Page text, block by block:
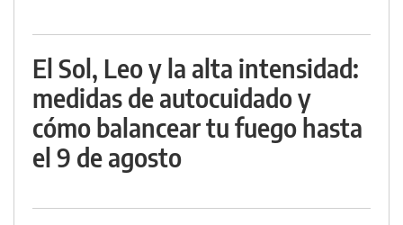
El Sol, Leo y la alta intensidad:
medidas de autocuidado y
cómo balancear tu fuego hasta
el 9 de agosto